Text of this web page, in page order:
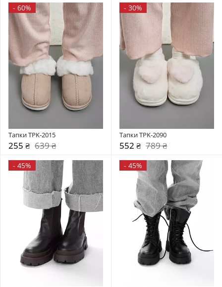
- 60%
Тапки TPK-2015
255 ₴ 639 ₴
- 30%
Тапки TPK-2090
552 ₴ 789 ₴
- 45% - 45%